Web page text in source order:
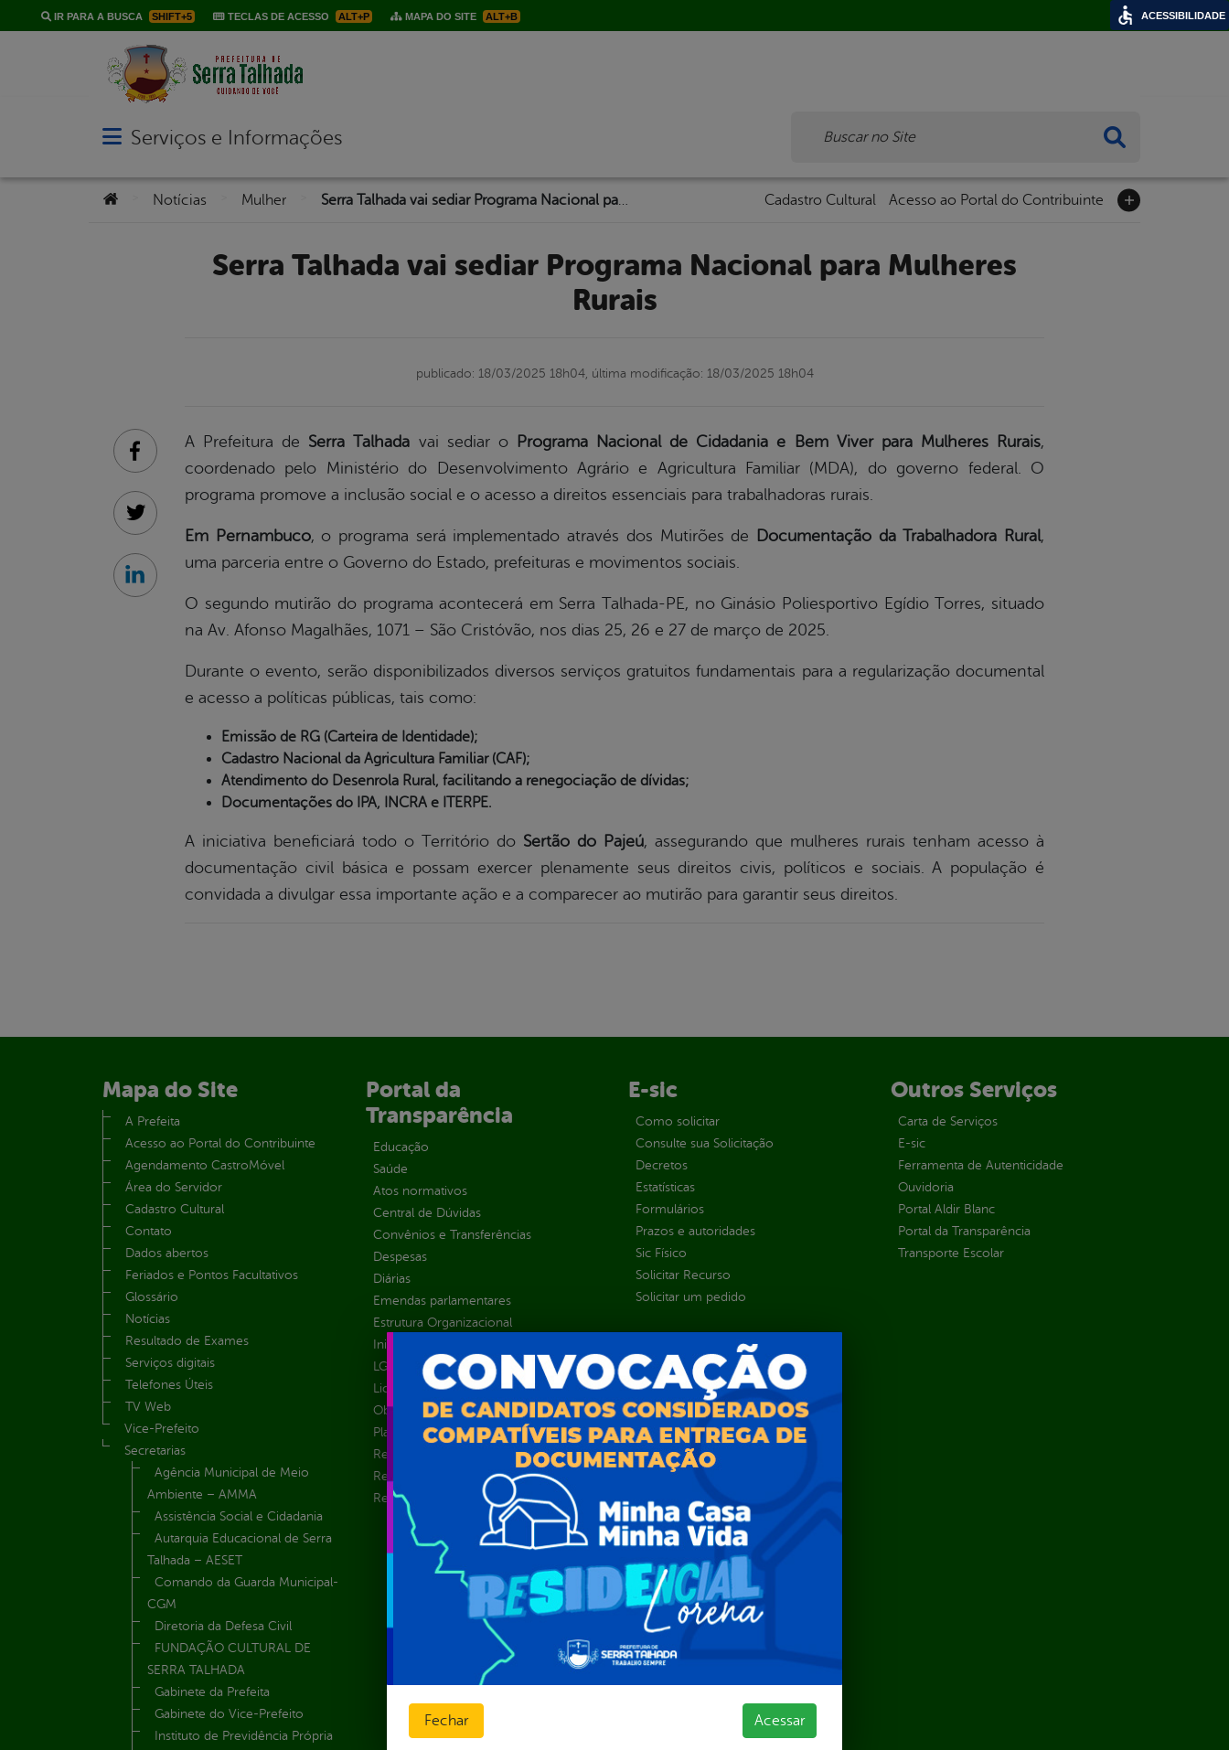
IR PARA A BUSCA SHIFT+5 TECLAS DE ACESSO ALT+P MAPA DO SITE ALT+B
Abrir menu principal de navegação
Serviços e Informações
Você está aqui:
Notícias Mulher Cadastro Cultural Acesso ao Portal do Contribuinte
Serra Talhada vai sediar Programa Nacional para Mulheres
Rurais
publicado: 18/03/2025 18h04, última modificação: 18/03/2025 18h04
A Prefeitura de Serra Talhada vai sediar oPrograma Nacional de Cidadania e Bem Viver para Mulheres Rurais,
coordenado pelo Ministério do Desenvolvimento Agrário e Agricultura Familiar (MDA), do governo federal. O
programa promove a inclusão social e o acesso a direitos essenciais para trabalhadoras rurais.
Em Pernambuco, o programa será implementado através dos Mutirões de Documentação da Trabalhadora Rural,
uma parceria entre o Governo do Estado, prefeituras e movimentos sociais.
O segundo mutirão do programa acontecerá em Serra Talhada-PE, no Ginásio Poliesportivo Egídio Torres, situado
na Av. Afonso Magalhães, 1071 – São Cristóvão, nos dias 25, 26 e 27 de março de 2025.
Durante o evento, serão disponibilizados diversos serviços gratuitos fundamentais para a regularização documental
e acesso a políticas públicas, tais como:
Emissão de RG (Carteira de Identidade);
Cadastro Nacional da Agricultura Familiar (CAF);
Atendimento do Desenrola Rural, facilitando a renegociação de dívidas;
Documentações do IPA, INCRA e ITERPE.
A iniciativa beneficiará todo o Território do Sertão do Pajeú, assegurando que mulheres rurais tenham acesso à
documentação civil básica e possam exercer plenamente seus direitos civis, políticos e sociais. A população é
convidada a divulgar essa importante ação e a comparecer ao mutirão para garantir seus direitos.
Facebook
Twitter
Linkedin
Mapa do Site
A Prefeita
Acesso ao Portal do Contribuinte
Agendamento CastroMóvel
Área do Servidor
Cadastro Cultural
Contato
Dados abertos
Feriados e Pontos Facultativos
Glossário
Notícias
Resultado de Exames
Serviços digitais
Telefones Úteis
TV Web
Vice-Prefeito
Secretarias
Agência Municipal de Meio
Ambiente – AMMA
Assistência Social e Cidadania
Autarquia Educacional de Serra
Talhada – AESET
Comando da Guarda Municipal-
CGM
Diretoria da Defesa Civil
FUNDAÇÃO CULTURAL DE
SERRA TALHADA
Gabinete da Prefeita
Gabinete do Vice-Prefeito
Instituto de Previdência Própria
Portal da
Transparência
Educação
Saúde
Atos normativos
Central de Dúvidas
Convênios e Transferências
Despesas
Diárias
Emendas parlamentares
Estrutura Organizacional
Inicio
LGPD e Governo Digital
Licitações e Contratos
Obras Públicas
Planejamento e Prestação de Contas
Receitas
Recursos Humanos
Renúncias de Receitas
E-sic
Como solicitar
Consulte sua Solicitação
Decretos
Estatísticas
Formulários
Prazos e autoridades
Sic Físico
Solicitar Recurso
Solicitar um pedido
Outros Serviços
Carta de Serviços
E-sic
Ferramenta de Autenticidade
Ouvidoria
Portal Aldir Blanc
Portal da Transparência
Transporte Escolar
Fechar Acessar
ACESSIBILIDADE